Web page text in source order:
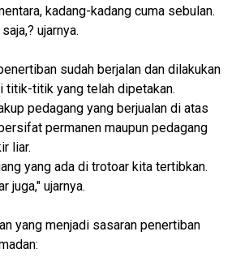
kadang-kadang cuma sebulan.
ujarnya.
sudah berjalan dan dilakukan
titik-titik yang telah dipetakan.
pedagang yang berjualan di atas
permanen maupun pedagang
liar.
yang ada di trotoar kita tertibkan.
juga," ujarnya.
yang menjadi sasaran penertiban